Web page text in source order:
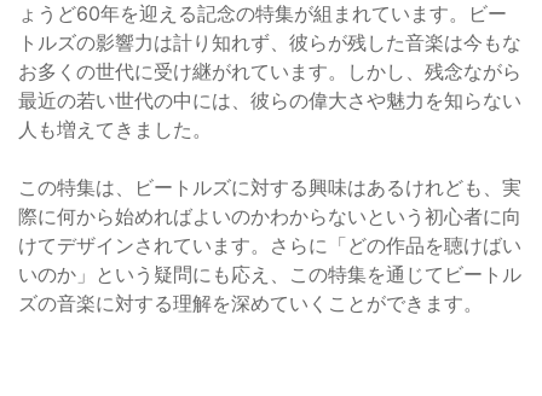
ょうど60年を迎える記念の特集が組まれています。ビー
トルズの影響力は計り知れず、彼らが残した音楽は今もな
お多くの世代に受け継がれています。しかし、残念ながら
最近の若い世代の中には、彼らの偉大さや魅力を知らない
人も増えてきました。
この特集は、ビートルズに対する興味はあるけれども、実
際に何から始めればよいのかわからないという初心者に向
けてデザインされています。さらに「どの作品を聴けばい
いのか」という疑問にも応え、この特集を通じてビートル
ズの音楽に対する理解を深めていくことができます。